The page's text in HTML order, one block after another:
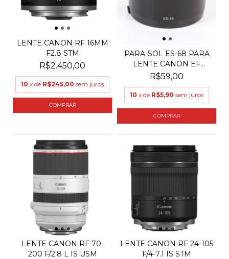
LENTE CANON RF 16MM
F2.8 STM
R$2.450,00
10 x de R$245,00 sem juros
PARA-SOL ES-68 PARA
LENTE CANON EF
50MM...
R$59,00
10 x de R$5,90 sem juros
LENTE CANON RF 70-
200 F/2.8 L IS USM
LENTE CANON RF 24-105
F/4-7.1 IS STM